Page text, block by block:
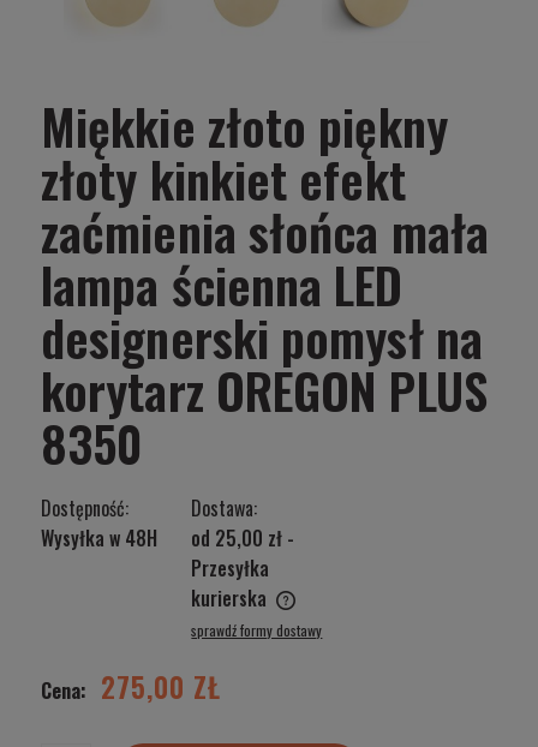
Miękkie złoto piękny
złoty kinkiet efekt
zaćmienia słońca mała
lampa ścienna LED
designerski pomysł na
korytarz OREGON PLUS
8350
Dostępność:
Wysyłka w 48H
Dostawa:
od 25,00 zł -
Przesyłka
kurierska
Cena nie zawiera ewentualnych kosztów płatności
sprawdź formy dostawy
Cena: 275,00 ZŁ